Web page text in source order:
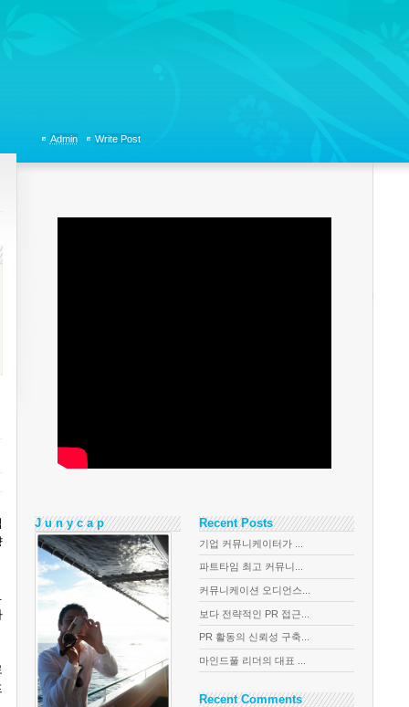
Admin Write Post
J u n y c a p Recent Posts
기업 커뮤니케이터가 ...
파트타임 최고 커뮤니...
커뮤니케이션 오디언스...
보다 전략적인 PR 접근...
PR 활동의 신뢰성 구축...
마인드풀 리더의 대표 ...
Recent Comments